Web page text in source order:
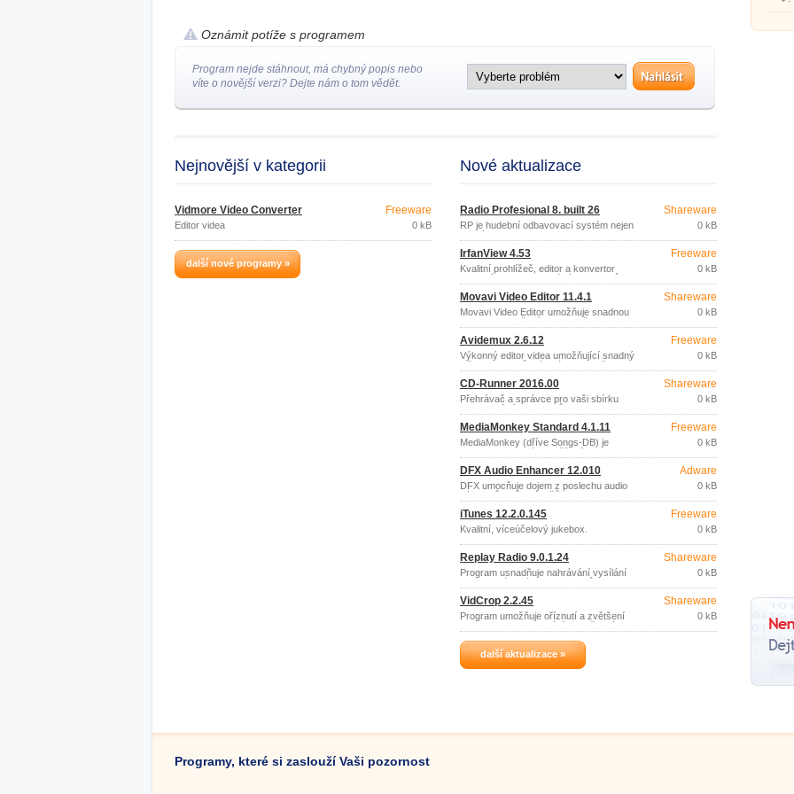
Oznámit potíže s programem
Program nejde stáhnout, má chybný popis nebo
víte o novější verzi? Dejte nám o tom vědět.
Nejnovější v kategorii
Vidmore Video Converter
Editor videa
Freeware
0 kB
další nové programy »
Nové aktualizace
Radio Profesional 8. built 26
RP je hudební odbavovací systém nejen
pro rádia.
Shareware
0 kB
IrfanView 4.53
Kvalitní prohlížeč, editor a konvertor
grafických a multimediálních souborů.
Freeware
0 kB
Movavi Video Editor 11.4.1
Movavi Video Editor umožňuje snadnou
editaci a vylepšení kvality vašeho videa,
včetně videa 3D.
Shareware
0 kB
Avidemux 2.6.12
Výkonný editor videa umožňující snadný
střih, aplikaci různých úprav (změna
velikosti, oříznutí, vertikální obrácení,
úprava ostrosti a barev, …) a uložení v
různých formátech.
Freeware
0 kB
CD-Runner 2016.00
Přehrávač a správce pro vaši sbírku
multimediálních souborů.
Shareware
0 kB
MediaMonkey Standard 4.1.11
MediaMonkey (dříve Songs-DB) je
program pro správu vaší sbírky
hudebních titulů, přehrávání a konverzi
zvukových CD, MP3, WMA, OGG a
dalších typů digitálního audia.
Freeware
0 kB
DFX Audio Enhancer 12.010
DFX umocňuje dojem z poslechu audio
záznamů z přehrávačů Windows Media
Player, Winamp, RealPlayer, DivX Player,
J.
Adware
0 kB
iTunes 12.2.0.145
Kvalitní, víceúčelový jukebox.
Freeware
0 kB
Replay Radio 9.0.1.24
Program usnadňuje nahrávání vysílání
internetového rádia a Podcastů.
Shareware
0 kB
VidCrop 2.2.45
Program umožňuje oříznutí a zvětšení
obrazu videa a odebrání nepotřebných
sekvencí snímků.
Shareware
0 kB
další aktualizace »
Programy, které si zaslouží Vaši pozornost